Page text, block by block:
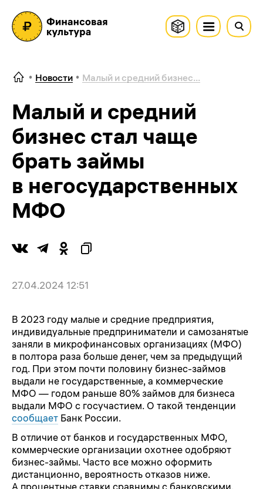
Новости Малый и средний бизнес...
Малый и средний
бизнес стал чаще
брать займы
в негосударственных
МФО
27.04.2024 12:51
В 2023 году малые и средние предприятия,
индивидуальные предприниматели и самозанятые
заняли в микрофинансовых организациях (МФО)
в полтора раза больше денег, чем за предыдущий
год. При этом почти половину бизнес-займов
выдали не государственные, а коммерческие
МФО — годом раньше 80% займов для бизнеса
выдали МФО с госучастием. О такой тенденции
сообщает Банк России.
В отличие от банков и государственных МФО,
коммерческие организации охотнее одобряют
бизнес-займы. Часто все можно оформить
дистанционно, вероятность отказов ниже.
А процентные ставки сравнимы с банковскими,